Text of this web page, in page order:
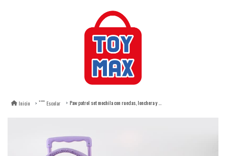
Inicio Escolar Paw patrol set mochila con ruedas, lonchera y estuche rosa